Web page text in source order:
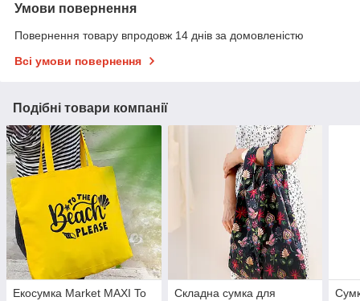
Умови повернення
Повернення товару впродовж 14 днів за домовленістю
Всі умови повернення
Подібні товари компанії
Екосумка Market MAXI To
Складна сумка для